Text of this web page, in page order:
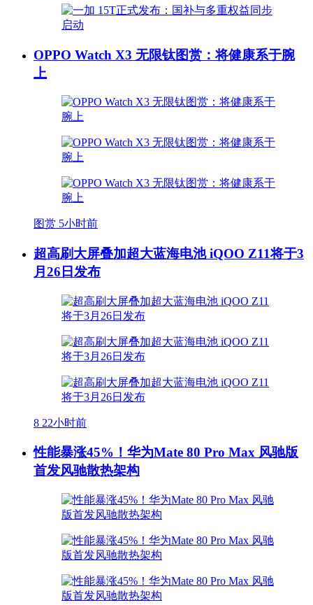
OPPO Watch X3 无限钛图赏：将健康系于腕
上
图赏 5小时前
超高刷大屏叠加超大蓝海电池 iQOO Z11将于3
月26日发布
8 22小时前
性能暴涨45%！华为Mate 80 Pro Max 风驰版
首发风驰散热架构